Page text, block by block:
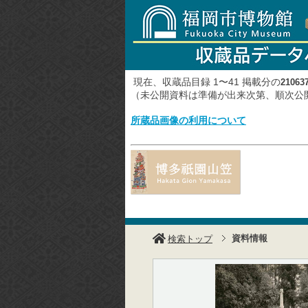
現在、収蔵品目録 1〜41 掲載分の
（未公開資料は準備が出来次第、順次
所蔵品画像の利用について
検索トップ 資料情報